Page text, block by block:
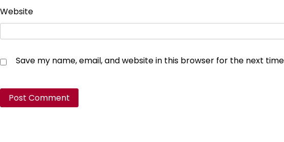
Website
Save my name, email, and website in this browser for the next